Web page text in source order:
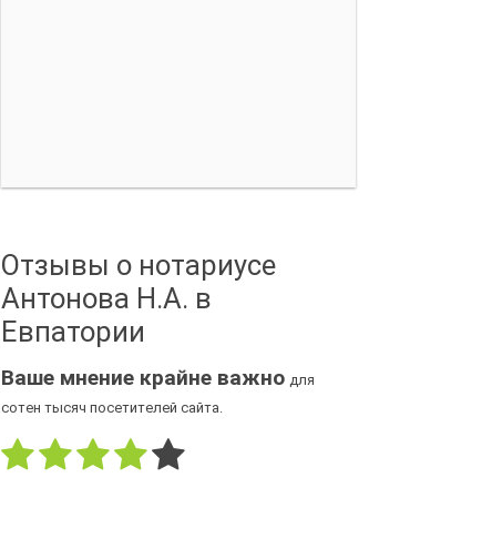
Отзывы о нотариусе
Антонова Н.А. в
Евпатории
Ваше мнение крайне важно для
сотен тысяч посетителей сайта.